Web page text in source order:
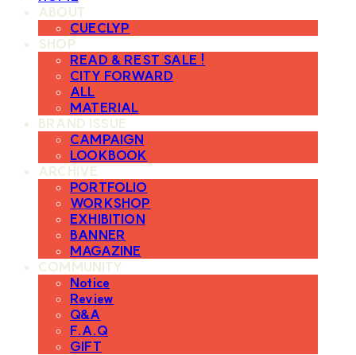
ABOUT
CUECLYP
SHOP
READ & REST SALE !
CITY FORWARD
ALL
MATERIAL
BRAND ISSUE
CAMPAIGN
LOOKBOOK
ARCHIVE
PORTFOLIO
WORKSHOP
EXHIBITION
BANNER
MAGAZINE
COMMUNITY
Notice
Review
Q&A
F.A.Q
GIFT